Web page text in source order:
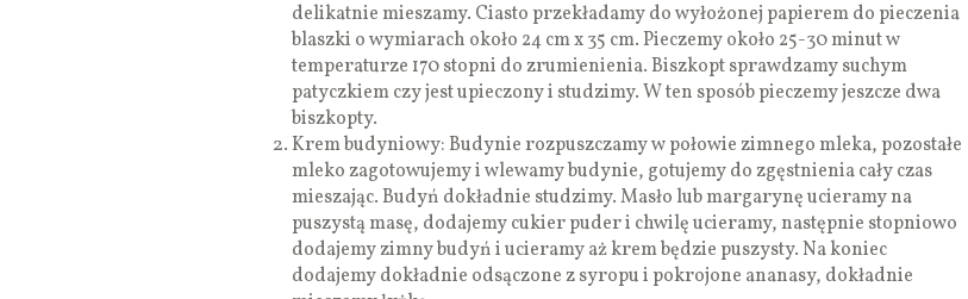
delikatnie mieszamy. Ciasto przekładamy do wyłożonej papierem do pieczenia
blaszki o wymiarach około 24 cm x 35 cm. Pieczemy około 25-30 minut w
temperaturze 170 stopni do zrumienienia. Biszkopt sprawdzamy suchym
patyczkiem czy jest upieczony i studzimy. W ten sposób pieczemy jeszcze dwa
biszkopty.
Krem budyniowy: Budynie rozpuszczamy w połowie zimnego mleka, pozostałe
mleko zagotowujemy i wlewamy budynie, gotujemy do zgęstnienia cały czas
mieszając. Budyń dokładnie studzimy. Masło lub margarynę ucieramy na
puszystą masę, dodajemy cukier puder i chwilę ucieramy, następnie stopniowo
dodajemy zimny budyń i ucieramy aż krem będzie puszysty. Na koniec
dodajemy dokładnie odsączone z syropu i pokrojone ananasy, dokładnie